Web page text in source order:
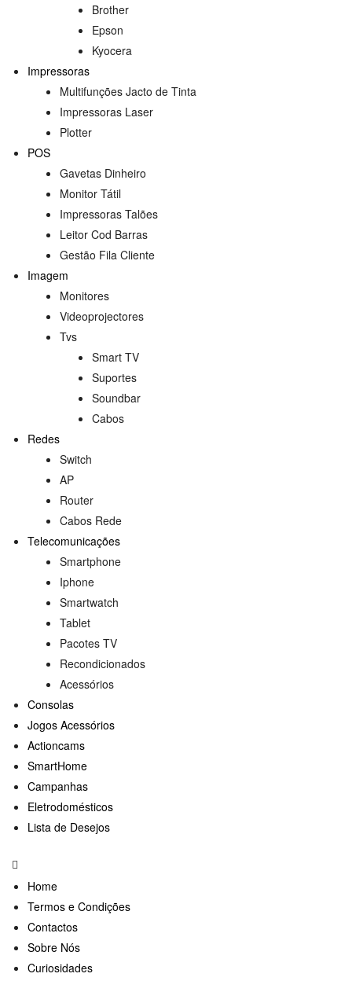
Brother
Epson
Kyocera
Impressoras
Multifunções Jacto de Tinta
Impressoras Laser
Plotter
POS
Gavetas Dinheiro
Monitor Tátil
Impressoras Talões
Leitor Cod Barras
Gestão Fila Cliente
Imagem
Monitores
Videoprojectores
Tvs
Smart TV
Suportes
Soundbar
Cabos
Redes
Switch
AP
Router
Cabos Rede
Telecomunicações
Smartphone
Iphone
Smartwatch
Tablet
Pacotes TV
Recondicionados
Acessórios
Consolas
Jogos Acessórios
Actioncams
SmartHome
Campanhas
Eletrodomésticos
Lista de Desejos
Home
Termos e Condições
Contactos
Sobre Nós
Curiosidades